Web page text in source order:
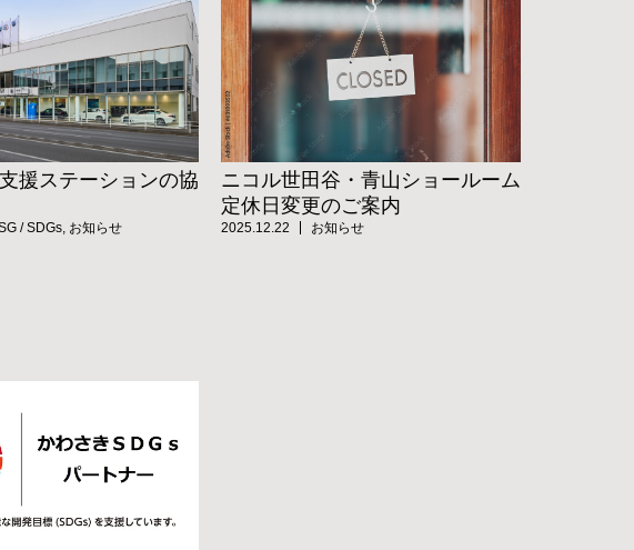
援ステーションの協
/ SDGs, お知らせ
ニコル世田谷・青山ショールーム
定休日変更のご案内
2025.12.22 お知らせ